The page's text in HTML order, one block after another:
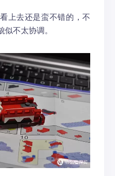
上去还是蛮不错的，不
不太协调。